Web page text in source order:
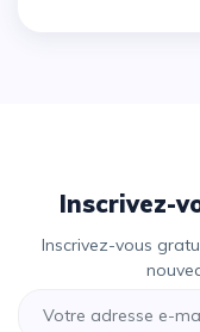
Inscrivez-
Inscrivez-vous gratuitement pour être tenus informés des